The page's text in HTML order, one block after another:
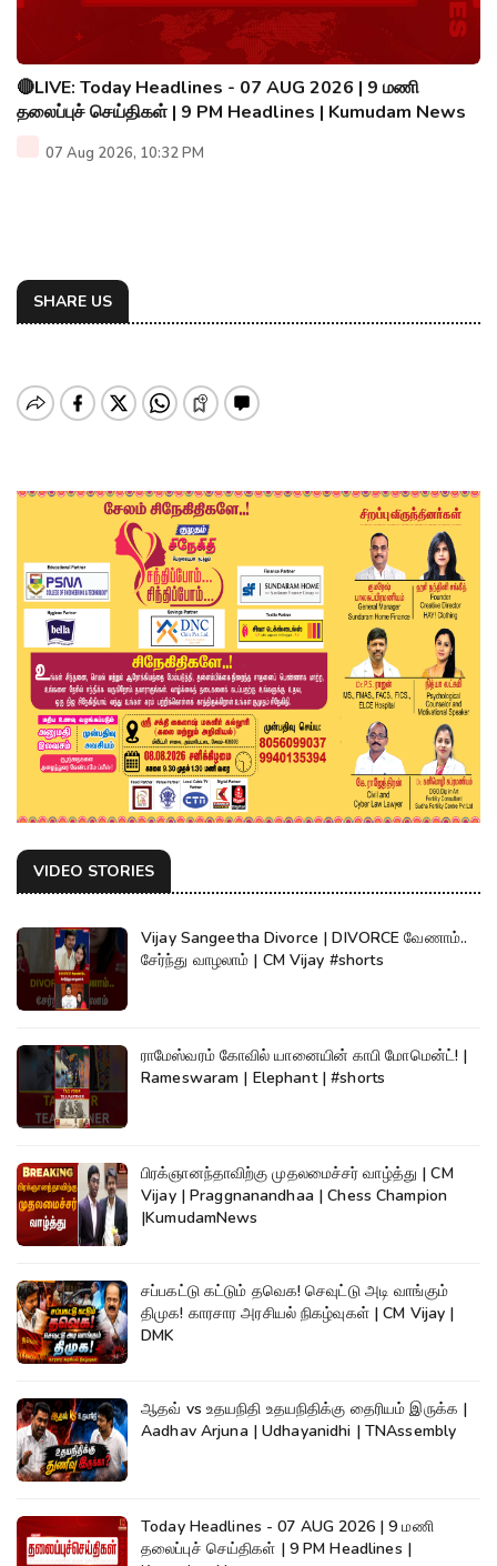
🔴LIVE: Today Headlines - 07 AUG 2026 | 9 மணி
தலைப்புச் செய்திகள் | 9 PM Headlines | Kumudam News
07 Aug 2026, 10:32 PM
SHARE US
VIDEO STORIES
Vijay Sangeetha Divorce | DIVORCE வேணாம்..
சேர்ந்து வாழலாம் | CM Vijay #shorts
ராமேஸ்வரம் கோவில் யானையின் காபி மோமென்ட்! |
Rameswaram | Elephant | #shorts
பிரக்ஞானந்தாவிற்கு முதலமைச்சர் வாழ்த்து | CM
Vijay | Praggnanandhaa | Chess Champion
|KumudamNews
சப்பகட்டு கட்டும் தவெக! செவுட்டு அடி வாங்கும்
திமுக! காரசார அரசியல் நிகழ்வுகள் | CM Vijay |
DMK
ஆதவ் vs உதயநிதி உதயநிதிக்கு தைரியம் இருக்க |
Aadhav Arjuna | Udhayanidhi | TNAssembly
Today Headlines - 07 AUG 2026 | 9 மணி
தலைப்புச் செய்திகள் | 9 PM Headlines |